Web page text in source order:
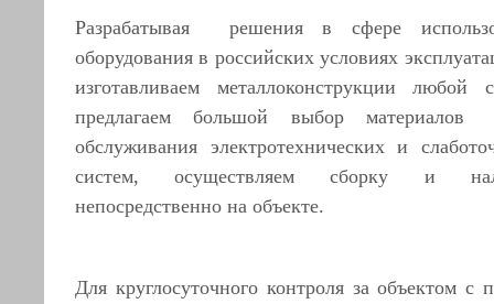
Разрабатывая решения в сфере
оборудования в российских условиях
изготавливаем металлоконструкции
предлагаем большой выбор
обслуживания электротехнических и
систем, осуществляем сборку и
непосредственно на объекте.
Для круглосуточного контроля за объектом с